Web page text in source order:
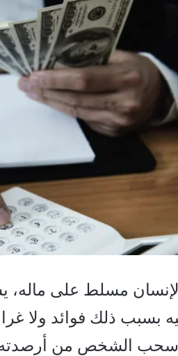
مسلط على
بسبب ذلك فوائد ولا
سحب الشخص من أرصدته